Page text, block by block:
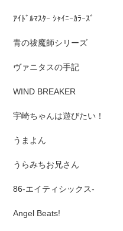
ｱｲﾄﾞﾙﾏｽﾀｰ ｼｬｲﾆｰｶﾗｰｽﾞ
青の祓魔師シリーズ
ヴァニタスの手記
WIND BREAKER
宇崎ちゃんは遊びたい！
うまよん
うらみちお兄さん
86-エイティシックス-
Angel Beats!